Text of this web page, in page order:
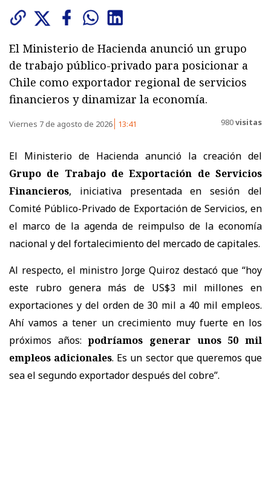
El Ministerio de Hacienda anunció un grupo
de trabajo público-privado para posicionar a
Chile como exportador regional de servicios
financieros y dinamizar la economía.
Viernes 7 de agosto de 2026 13:41 980visitas
El Ministerio de Hacienda anunció la creación del
Grupo de Trabajo de Exportación de Servicios
Financieros, iniciativa presentada en sesión del
Comité Público-Privado de Exportación de Servicios, en
el marco de la agenda de reimpulso de la economía
nacional y del fortalecimiento del mercado de capitales.
Al respecto, el ministro Jorge Quiroz destacó que “hoy
este rubro genera más de US$3 mil millones en
exportaciones y del orden de 30 mil a 40 mil empleos.
Ahí vamos a tener un crecimiento muy fuerte en los
próximos años:podríamos generar unos 50 mil
empleos adicionales. Es un sector que queremos que
sea el segundo exportador después del cobre”.